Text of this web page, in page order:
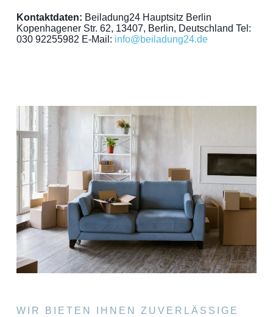
Kontaktdaten: Beiladung24 Hauptsitz Berlin
Kopenhagener Str. 62, 13407, Berlin, Deutschland Tel:
030 92255982 E-Mail: info@beiladung24.de
WIR BIETEN IHNEN ZUVERLÄSSIGE